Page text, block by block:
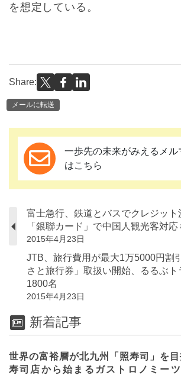
を想定している。
Share:
メールに転送
一歩先の未来がみえるメル
はこちら
富士急行、鉄道とバスでクレジット
「銀聯カード」で中国人観光客対
2015年4月23日
JTB、旅行費用が最大1万5000円割
さと旅行券」取扱い開始、るるぶ
1800名
2015年4月23日
新着記事
世界の富裕層が北九州「照寿司」を
寿司店から始まるガストロノミー